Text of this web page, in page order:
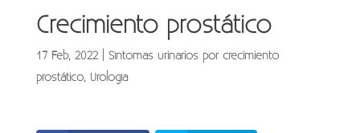
Crecimiento prostático
17 Feb, 2022| Síntomas urinarios por crecimiento
prostático, Urología